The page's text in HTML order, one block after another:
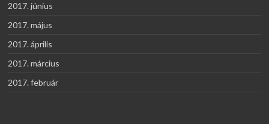
2017. június
2017. május
2017. április
2017. március
2017. február